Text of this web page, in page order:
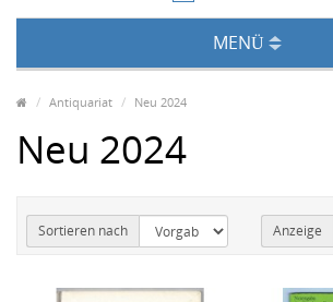
MENÜ
Antiquariat Neu 2024
Neu 2024
Sortieren nach Anzeige